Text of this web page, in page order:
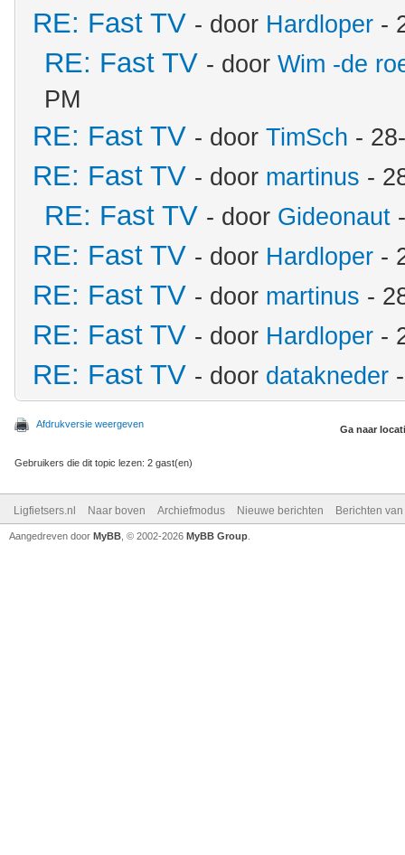
RE: Fast TV - door Hardloper -
RE: Fast TV - door Wim -de
PM
RE: Fast TV - door TimSch -
RE: Fast TV - door martinus -
RE: Fast TV - door Gideonaut
RE: Fast TV - door Hardloper -
RE: Fast TV - door martinus -
RE: Fast TV - door Hardloper -
RE: Fast TV - door datakneder
Afdrukversie weergeven Ga naar
Gebruikers die dit topic lezen: 2 gast(en)
Ligfietsers.nl Naar boven Archiefmodus Nieuwe berichten Berichten
Aangedreven door MyBB , © 2002-2026 MyBB Group